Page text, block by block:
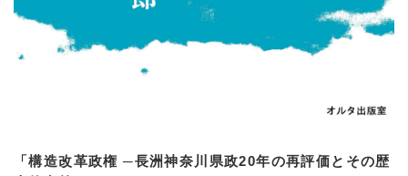
「構造改革政権 ─長洲神奈川県政20年の再評価とその歴